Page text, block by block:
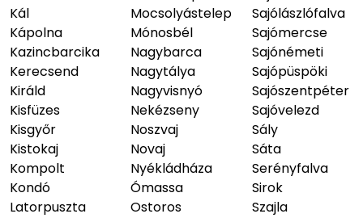
Kál
Kápolna
Kazincbarcika
Kerecsend
Királd
Kisfüzes
Kisgyőr
Kistokaj
Kompolt
Kondó
Latorpuszta
Mocsolyástelep
Mónosbél
Nagybarca
Nagytálya
Nagyvisnyó
Nekézseny
Noszvaj
Novaj
Nyékládháza
Ómassa
Ostoros
Sajólászlófalva
Sajómercse
Sajónémeti
Sajópüspöki
Sajószentpéter
Sajóvelezd
Sály
Sáta
Serényfalva
Sirok
Szajla